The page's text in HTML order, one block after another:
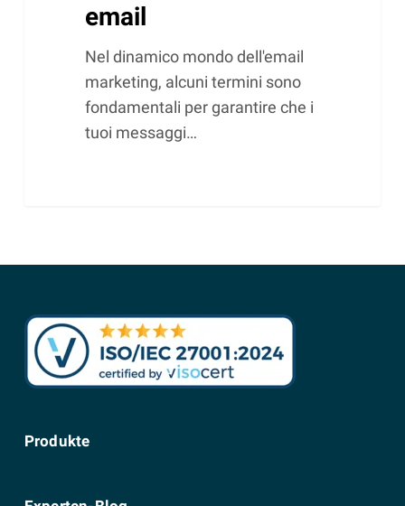
email
Nel dinamico mondo dell'email
marketing, alcuni termini sono
fondamentali per garantire che i
tuoi messaggi…
Produkte